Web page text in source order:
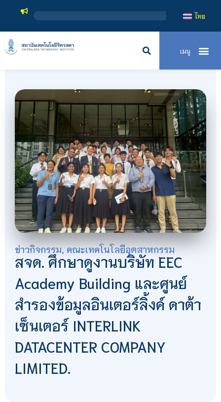
ไทย
ข่าวกิจกรรม,คณะเทคโนโลยีอุตสาหกรรม
สจด. ศึกษาดูงานบริษัท EEC
Academy Building และศูนย์
สำรองข้อมูลอินเตอร์ลิ้งค์ ดาต้า
เซ็นเตอร์ INTERLINK
DATACENTER COMPANY
LIMITED.